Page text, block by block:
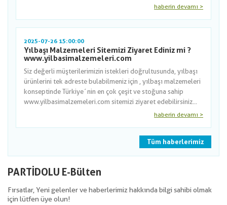
haberin devamı >
2025-07-26 15:00:00
Yılbaşı Malzemeleri Sitemizi Ziyaret Ediniz mi ?
www.yilbasimalzemeleri.com
Siz değerli müşterilerimizin istekleri doğrultusunda, yılbaşı
ürünlerini tek adreste bulabilmeniz için , yılbaşı malzemeleri
konseptinde Türkiye´nin en çok çeşit ve stoğuna sahip
www.yilbasimalzemeleri.com sitemizi ziyaret edebilirsiniz...
haberin devamı >
Tüm haberlerimiz
PARTİDOLU E-Bülten
Fırsatlar, Yeni gelenler ve haberlerimiz hakkında bilgi sahibi olmak
için lütfen üye olun!